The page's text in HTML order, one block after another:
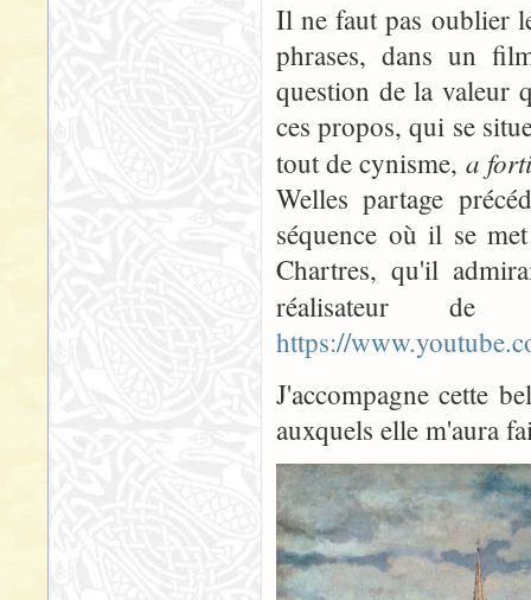
Il ne faut pas oublier
phrases, dans un
question de la valeur
ces propos, qui se
tout de cynisme, a
Welles partage
séquence où il se
Chartres, qu'il
réalisateur
https://
J'accompagne cette
auxquels elle m'aura